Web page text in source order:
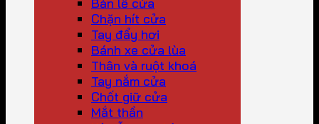
Chặn hít cửa
Tay đẩy hơi
Bánh xe cửa lùa
Thân và ruột khoá
Tay nắm cửa
Chốt giữ cửa
Mắt thần